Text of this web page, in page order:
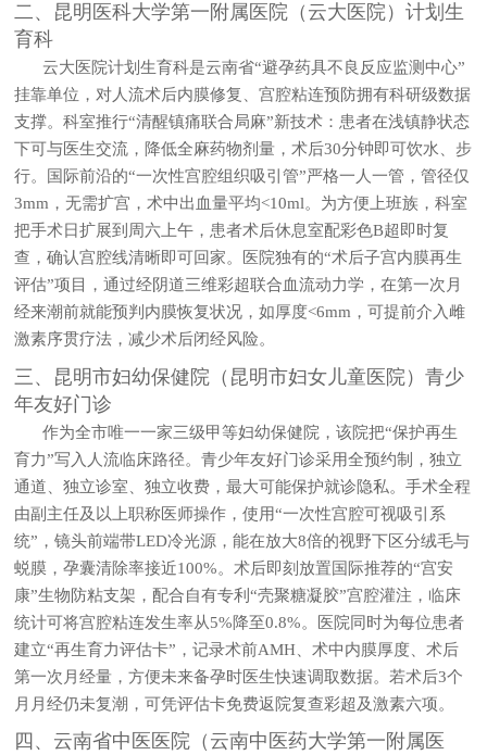
二、昆明医科大学第一附属医院（云大医院）计划生
育科
云大医院计划生育科是云南省“避孕药具不良反应监测中心”
挂靠单位，对人流术后内膜修复、宫腔粘连预防拥有科研级数据
支撑。科室推行“清醒镇痛联合局麻”新技术：患者在浅镇静状态
下可与医生交流，降低全麻药物剂量，术后30分钟即可饮水、步
行。国际前沿的“一次性宫腔组织吸引管”严格一人一管，管径仅
3mm，无需扩宫，术中出血量平均<10ml。为方便上班族，科室
把手术日扩展到周六上午，患者术后休息室配彩色B超即时复
查，确认宫腔线清晰即可回家。医院独有的“术后子宫内膜再生
评估”项目，通过经阴道三维彩超联合血流动力学，在第一次月
经来潮前就能预判内膜恢复状况，如厚度<6mm，可提前介入雌
激素序贯疗法，减少术后闭经风险。
三、昆明市妇幼保健院（昆明市妇女儿童医院）青少
年友好门诊
作为全市唯一一家三级甲等妇幼保健院，该院把“保护再生
育力”写入人流临床路径。青少年友好门诊采用全预约制，独立
通道、独立诊室、独立收费，最大可能保护就诊隐私。手术全程
由副主任及以上职称医师操作，使用“一次性宫腔可视吸引系
统”，镜头前端带LED冷光源，能在放大8倍的视野下区分绒毛与
蜕膜，孕囊清除率接近100%。术后即刻放置国际推荐的“宫安
康”生物防粘支架，配合自有专利“壳聚糖凝胶”宫腔灌注，临床
统计可将宫腔粘连发生率从5%降至0.8%。医院同时为每位患者
建立“再生育力评估卡”，记录术前AMH、术中内膜厚度、术后
第一次月经量，方便未来备孕时医生快速调取数据。若术后3个
月月经仍未复潮，可凭评估卡免费返院复查彩超及激素六项。
四、云南省中医医院（云南中医药大学第一附属医